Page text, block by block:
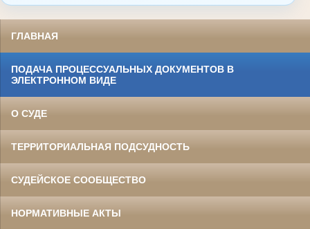
ГЛАВНАЯ
ПОДАЧА ПРОЦЕССУАЛЬНЫХ ДОКУМЕНТОВ В
ЭЛЕКТРОННОМ ВИДЕ
О СУДЕ
ТЕРРИТОРИАЛЬНАЯ ПОДСУДНОСТЬ
СУДЕЙСКОЕ СООБЩЕСТВО
НОРМАТИВНЫЕ АКТЫ